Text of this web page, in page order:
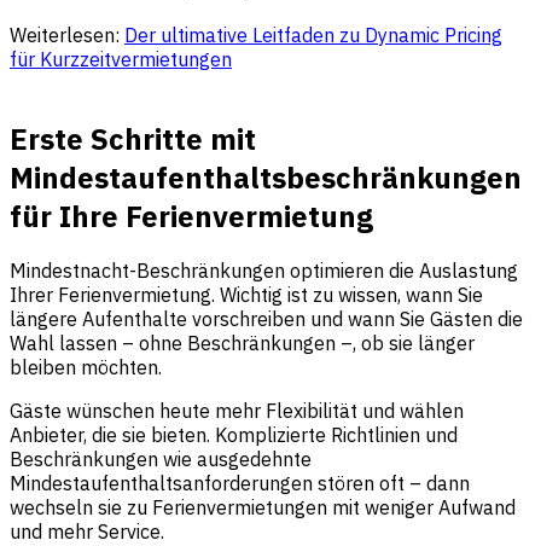
Weiterlesen: Der ultimative Leitfaden zu Dynamic Pricing
für Kurzzeitvermietungen
Erste Schritte mit
Mindestaufenthaltsbeschränkungen
für Ihre Ferienvermietung
Mindestnacht-Beschränkungen optimieren die Auslastung
Ihrer Ferienvermietung. Wichtig ist zu wissen, wann Sie
längere Aufenthalte vorschreiben und wann Sie Gästen die
Wahl lassen – ohne Beschränkungen –, ob sie länger
bleiben möchten.
Gäste wünschen heute mehr Flexibilität und wählen
Anbieter, die sie bieten. Komplizierte Richtlinien und
Beschränkungen wie ausgedehnte
Mindestaufenthaltsanforderungen stören oft – dann
wechseln sie zu Ferienvermietungen mit weniger Aufwand
und mehr Service.